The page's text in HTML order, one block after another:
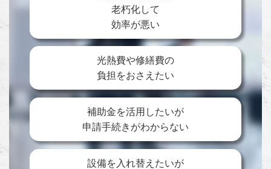
老朽化して
効率が悪い
光熱費や修繕費の
負担をおさえたい
補助金を活用したいが
申請手続きがわからない
設備を入れ替えたいが